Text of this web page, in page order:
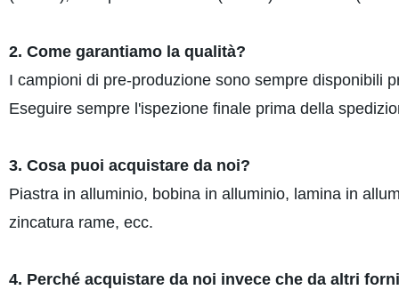
2. Come garantiamo la qualità?
I campioni di pre-produzione sono sempre disponibili
Eseguire sempre l'ispezione finale prima della
3. Cosa puoi acquistare da noi?
Piastra in alluminio, bobina in alluminio, lamina in
zincatura rame, ecc.
4. Perché acquistare da noi invece che da altri